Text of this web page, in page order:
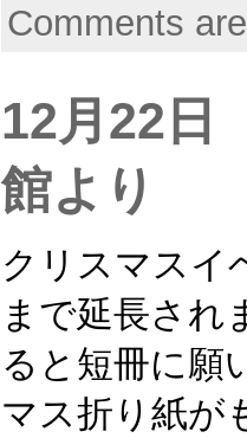
Comments
12月22日
館より
クリスマスイ
まで延長され
ると短冊に願
マス折り紙が